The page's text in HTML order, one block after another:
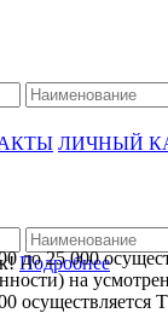
ЛИЧНЫЙ
Подробнее
000 до 25 000
на